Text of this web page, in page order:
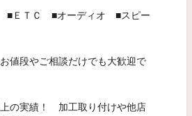
ＥＴＣ ■オーディオ ■スピー
値段やご相談だけでも大歓迎で
の実績！ 加工取り付けや他店